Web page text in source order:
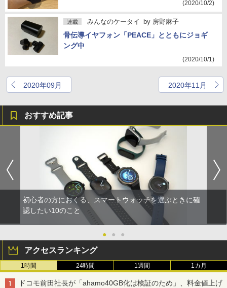
(2020/10/2)
連載 みんなのケータイ by 房野麻子
骨伝導イヤフォン「PEACE」とともにジョギ
ング中
(2020/10/1)
2020年09月 2020年11月
おすすめ記事
初心者の方におくる、スマートウォッチを選ぶときに確
認したい10のこと
● ● ●
アクセスランキング
1時間 24時間 1週間 1カ月
ドコモ前田社長が「ahamo40GB化は検証のため」、料金値上げ